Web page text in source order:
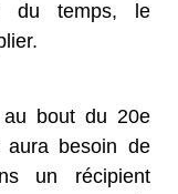
du temps, le
au bout du 20e
aura besoin de
un récipient